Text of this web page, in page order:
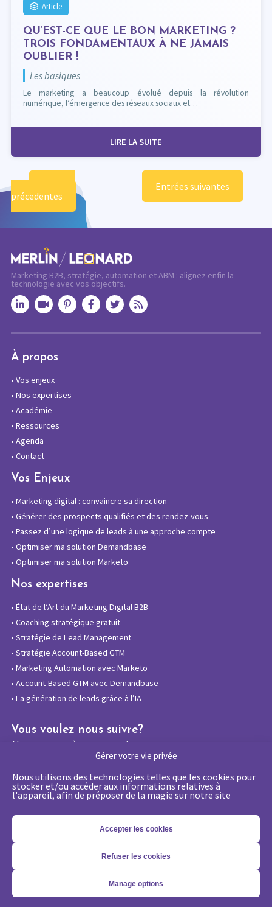
Gérer votre vie privée
Nous utilisons des technologies telles que les cookies pour
stocker et/ou accéder aux informations relatives à
l'appareil, afin de préposer de la magie sur notre site
Accepter les cookies
Refuser les cookies
Manage options
Article
QU’EST-CE QUE LE BON MARKETING ?
TROIS FONDAMENTAUX À NE JAMAIS
OUBLIER !
Les basiques
Le marketing a beaucoup évolué depuis la révolution
numérique, l’émergence des réseaux sociaux et…
LIRE LA SUITE
précedentes
Entrées suivantes
Marketing B2B, stratégie, automation et ABM : alignez enfin la
technologie avec vos objectifs.
À propos
• Vos enjeux
• Nos expertises
• Académie
• Ressources
• Agenda
• Contact
Vos Enjeux
• Marketing digital : convaincre sa direction
• Générer des prospects qualifiés et des rendez-vous
• Passez d’une logique de leads à une approche compte
• Optimiser ma solution Demandbase
• Optimiser ma solution Marketo
Nos expertises
• État de l’Art du Marketing Digital B2B
• Coaching stratégique gratuit
• Stratégie de Lead Management
• Stratégie Account-Based GTM
• Marketing Automation avec Marketo
• Account-Based GTM avec Demandbase
• La génération de leads grâce à l’IA
Vous voulez nous suivre?
Abonnez-vous à notre newsletter
Copyright 2026 - © Merlin/Leonard -Mentions légales
de confidentialité